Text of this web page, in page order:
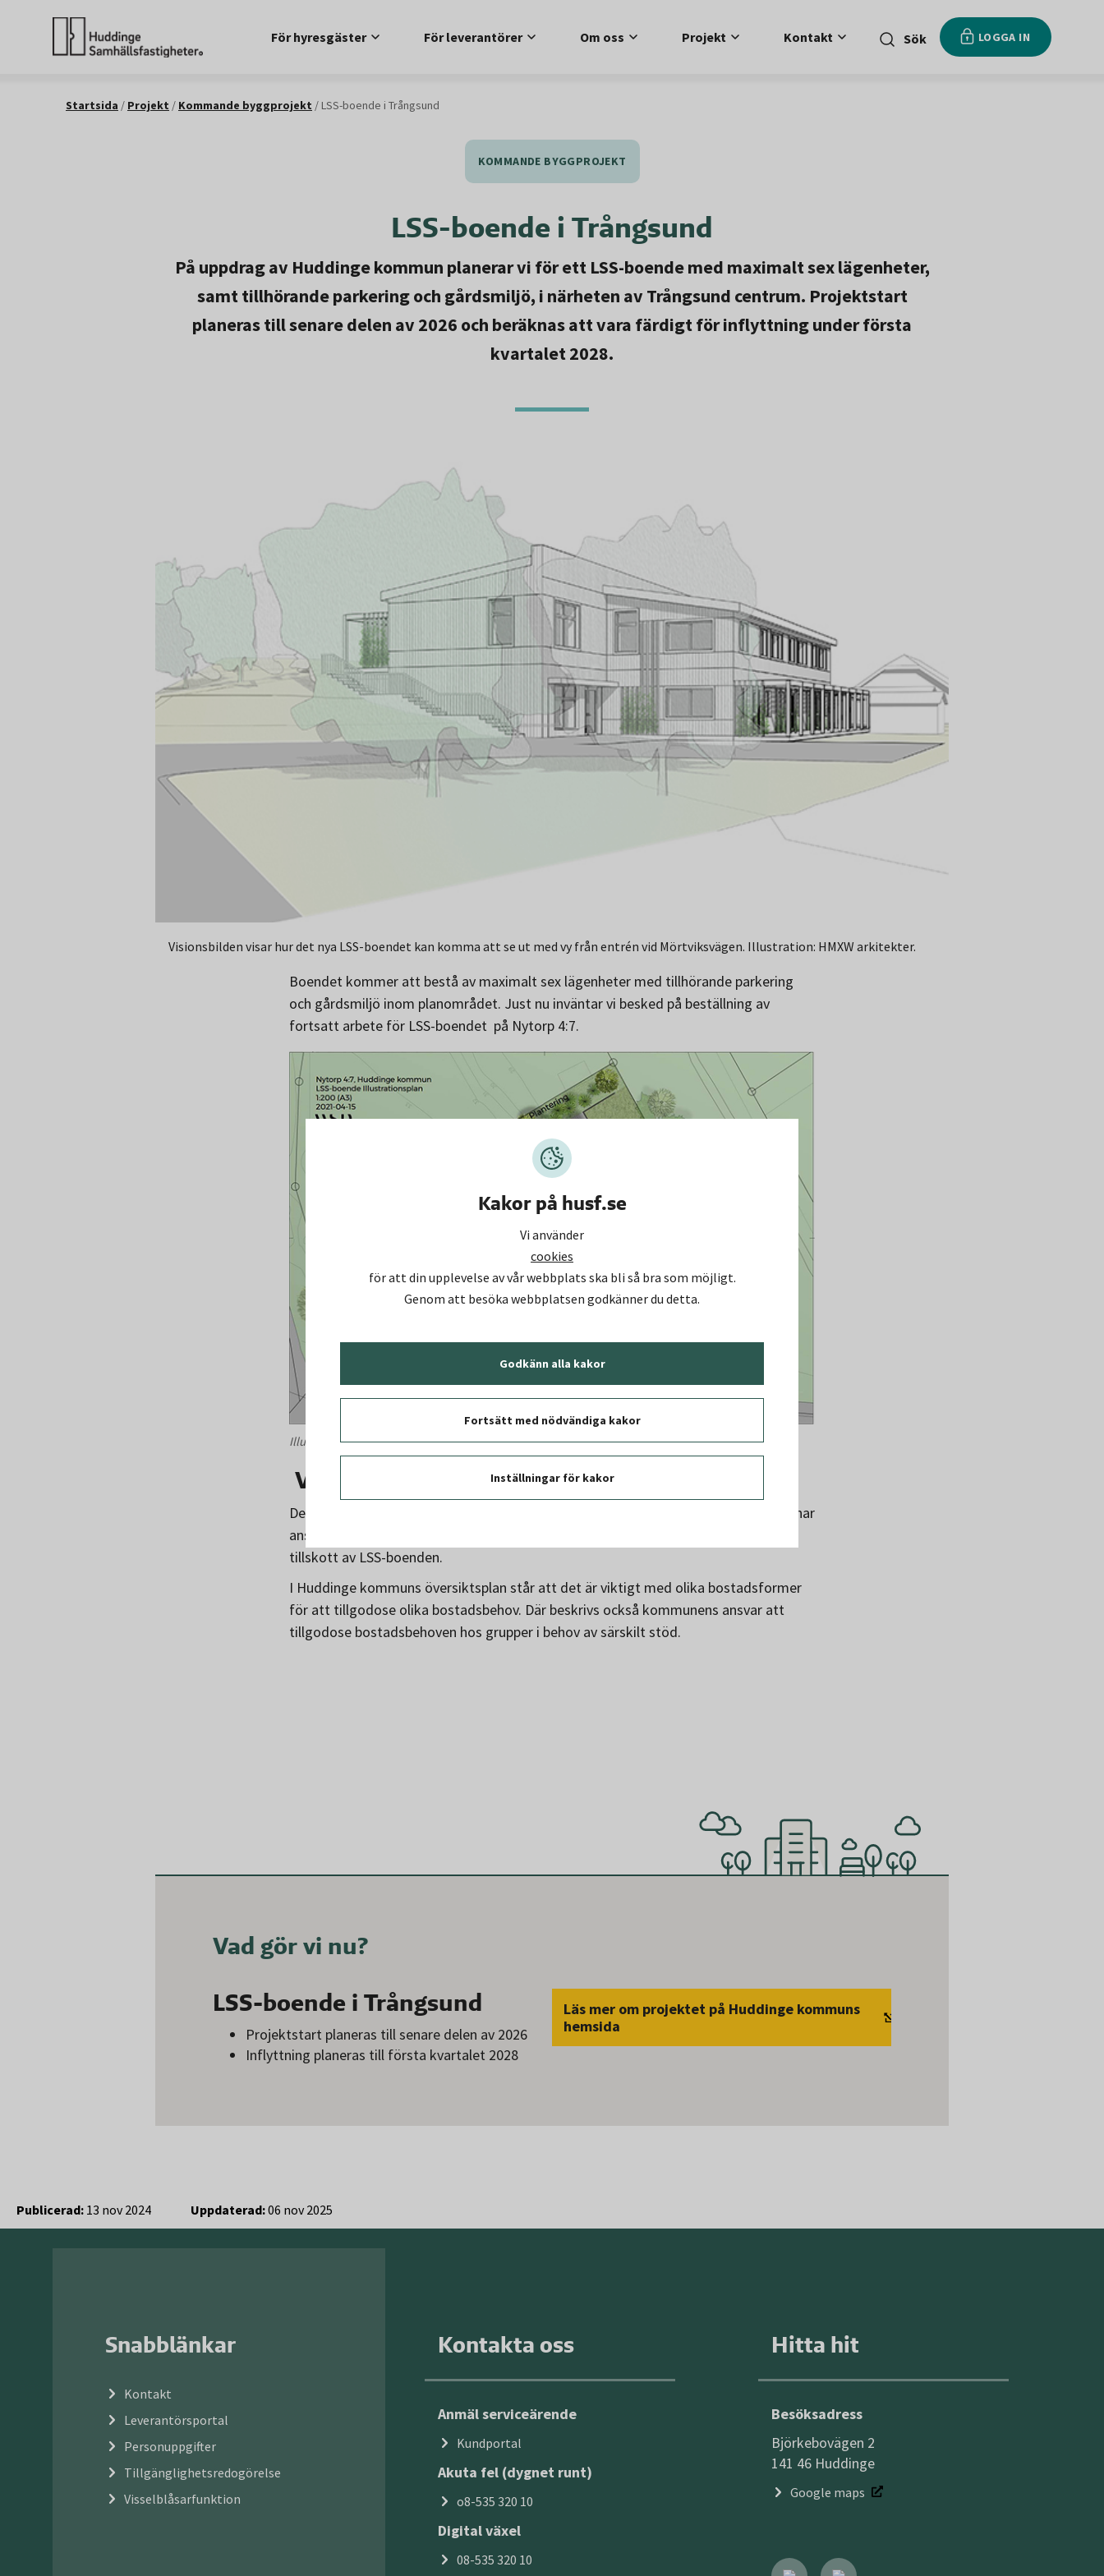
Kakor på husf.se
Vi använder
cookies
för att din upplevelse av vår webbplats ska bli så bra som möjligt.
Genom att besöka webbplatsen godkänner du detta.
Godkänn alla kakor
Fortsätt med nödvändiga kakor
Inställningar för kakor
För hyresgäster För leverantörer Om oss Projekt Kontakt Sök LOGGA IN
Startsida / Projekt / Kommande byggprojekt / LSS-boende i Trångsund
KOMMANDE BYGGPROJEKT
LSS-boende i Trångsund
På uppdrag av Huddinge kommun planerar vi för ett LSS-boende med maximalt sex lägenheter,
samt tillhörande parkering och gårdsmiljö, i närheten av Trångsund centrum. Projektstart
planeras till senare delen av 2026 och beräknas att vara färdigt för inflyttning under första
kvartalet 2028.
Visionsbilden visar hur det nya LSS-boendet kan komma att se ut med vy från entrén vid Mörtviksvägen. Illustration: HMXW arkitekter.
Boendet kommer att bestå av maximalt sex lägenheter med tillhörande parkering
och gårdsmiljö inom planområdet. Just nu inväntar vi besked på beställning av
fortsatt arbete för LSS-boendet på Nytorp 4:7.
Illustration: WSP
Varför LSS-boende?
Det finns ett stort behov av LSS-boenden i kommunen, ett behov som kommunen har
ansvar att lösa. Detta projekt bidrar både till en ny bostadsform i området och ett
tillskott av LSS-boenden.
I Huddinge kommuns översiktsplan står att det är viktigt med olika bostadsformer
för att tillgodose olika bostadsbehov. Där beskrivs också kommunens ansvar att
tillgodose bostadsbehoven hos grupper i behov av särskilt stöd.
Vad gör vi nu?
LSS-boende i Trångsund
Projektstart planeras till senare delen av 2026
Inflyttning planeras till första kvartalet 2028
Läs mer om projektet på Huddinge kommuns
hemsida
Publicerad: 13 nov 2024 Uppdaterad:06 nov 2025
Snabblänkar
Kontakt
Leverantörsportal
Personuppgifter
Tillgänglighetsredogörelse
Visselblåsarfunktion
Kontakta oss
Anmäl serviceärende
Kundportal
Akuta fel (dygnet runt)
o8-535 320 10
Digital växel
08-535 320 10
Hitta hit
Besöksadress
Björkebovägen 2
141 46 Huddinge
Google maps